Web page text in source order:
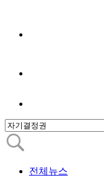
전체뉴스